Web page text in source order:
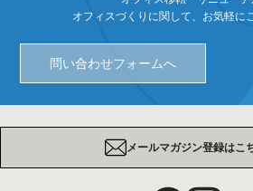
オフィスづくりに関して、お気軽に
問い合わせフォームへ
メールマガジン登録はこ